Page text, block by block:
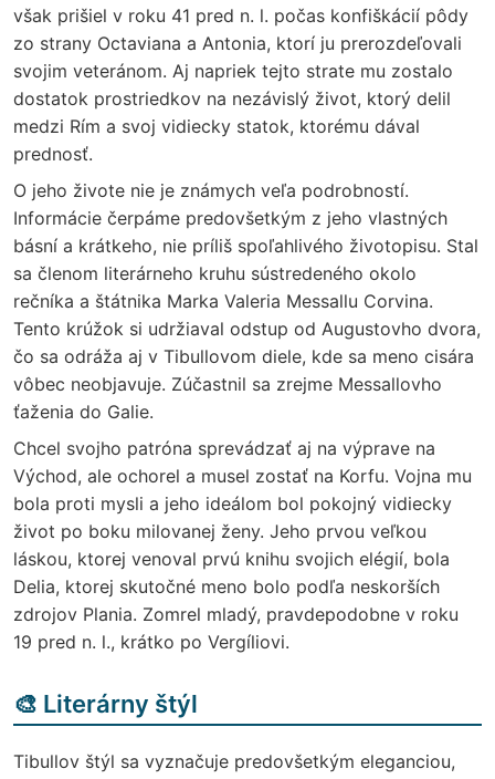
však prišiel v roku 41 pred n. l. počas konfiškácií pôdy
zo strany Octaviana a Antonia, ktorí ju prerozdeľovali
svojim veteránom. Aj napriek tejto strate mu zostalo
dostatok prostriedkov na nezávislý život, ktorý delil
medzi Rím a svoj vidiecky statok, ktorému dával
prednosť.
O jeho živote nie je známych veľa podrobností.
Informácie čerpáme predovšetkým z jeho vlastných
básní a krátkeho, nie príliš spoľahlivého životopisu. Stal
sa členom literárneho kruhu sústredeného okolo
rečníka a štátnika Marka Valeria Messallu Corvina.
Tento krúžok si udržiaval odstup od Augustovho dvora,
čo sa odráža aj v Tibullovom diele, kde sa meno cisára
vôbec neobjavuje. Zúčastnil sa zrejme Messallovho
ťaženia do Galie.
Chcel svojho patróna sprevádzať aj na výprave na
Východ, ale ochorel a musel zostať na Korfu. Vojna mu
bola proti mysli a jeho ideálom bol pokojný vidiecky
život po boku milovanej ženy. Jeho prvou veľkou
láskou, ktorej venoval prvú knihu svojich elégií, bola
Delia, ktorej skutočné meno bolo podľa neskorších
zdrojov Plania. Zomrel mladý, pravdepodobne v roku
19 pred n. l., krátko po Vergíliovi.
🎨 Literárny štýl
Tibullov štýl sa vyznačuje predovšetkým eleganciou,